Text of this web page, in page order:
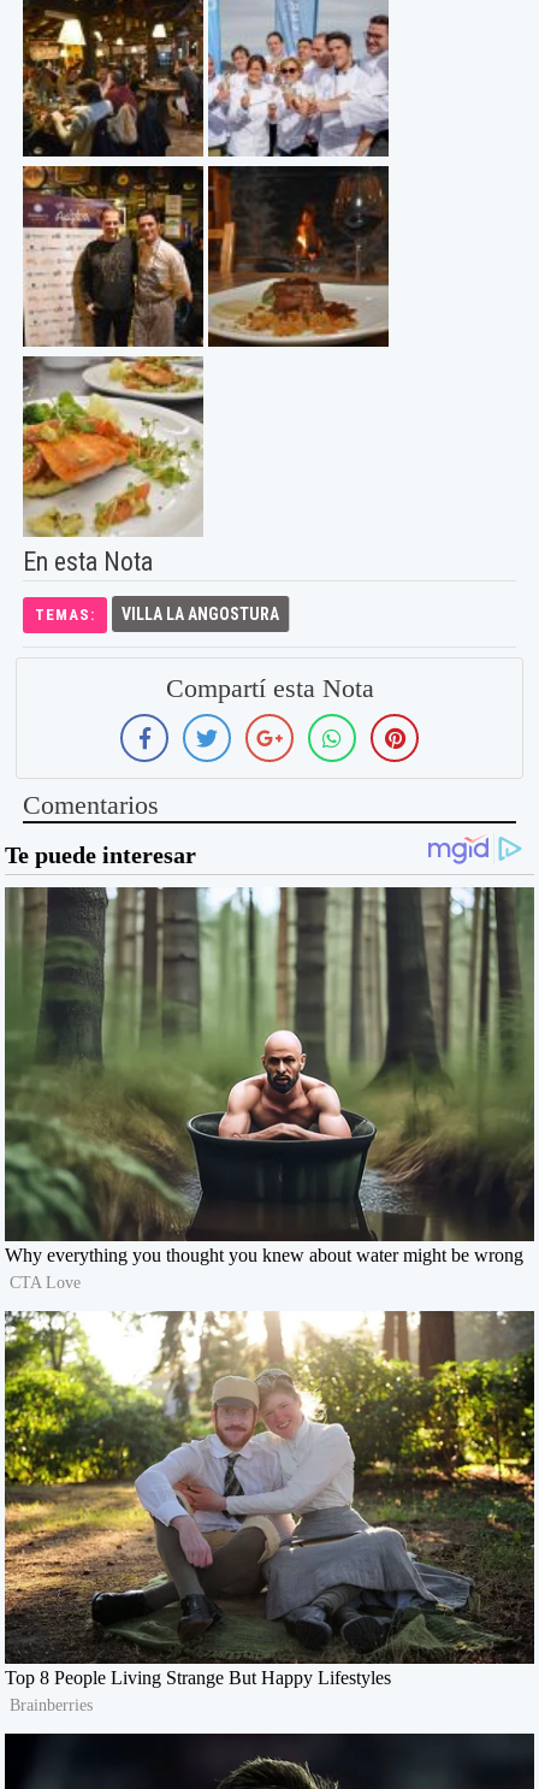
En esta Nota
TEMAS: VILLA LA ANGOSTURA
Compartí esta Nota
Comentarios